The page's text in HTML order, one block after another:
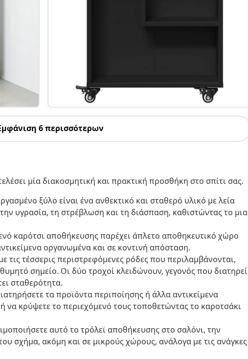
6 περισσότερων
μία διακοσμητική και πρακτική προσθήκη στο σπίτι σας.
ξύλο είναι ένα ανθεκτικό και σταθερό υλικό με λεία
υγρασία, τη στρέβλωση και τη διάσπαση, καθιστώντας το μια
καρότσι αποθήκευσης παρέχει άπλετο αποθηκευτικό χώρο
οργανωμένα και σε κοντινή απόσταση.
τις τέσσερις περιστρεφόμενες ρόδες που περιλαμβάνονται,
σημείο. Οι δύο τροχοί κλειδώνουν, γεγονός που διατηρεί
σταθερότητα.
τα προϊόντα περιποίησης ή άλλα αντικείμενα
κρύψετε το περιεχόμενό τους τοποθετώντας το καροτσάκι
αυτό το τρόλεϊ αποθήκευσης στο σαλόνι, την
σχήμα, ακόμη και σε μικρούς χώρους, ανάλογα με τις ανάγκες